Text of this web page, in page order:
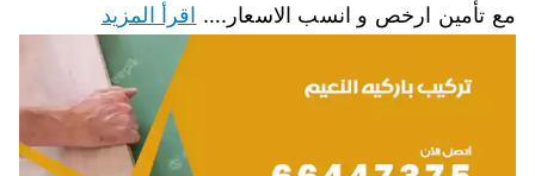
مع تأمين ارخص و انسب الاسعار.… اقرأ المزيد